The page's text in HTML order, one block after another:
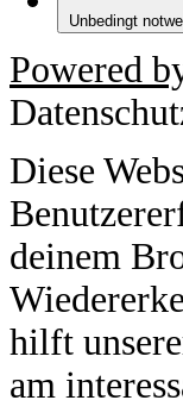
Unbedingt
Powered
Diese
deinem
hilft
am